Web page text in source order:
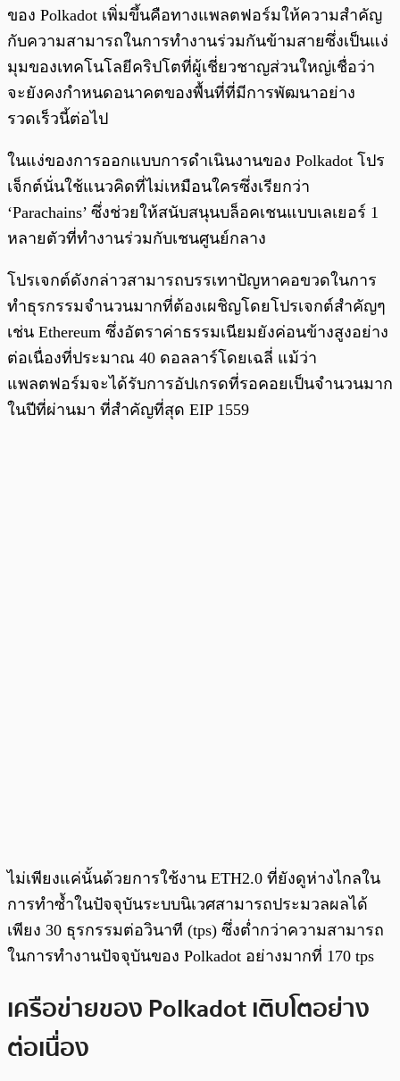
ของ Polkadot เพิ่มขึ้นคือทางแพลตฟอร์มให้ความสำคัญ
กับความสามารถในการทำงานร่วมกันข้ามสายซึ่งเป็นแง่
มุมของเทคโนโลยีคริปโตที่ผู้เชี่ยวชาญส่วนใหญ่เชื่อว่า
จะยังคงกำหนดอนาคตของพื้นที่ที่มีการพัฒนาอย่าง
รวดเร็วนี้ต่อไป
ในแง่ของการออกแบบการดำเนินงานของ Polkadot โปร
เจ็กต์นั่นใช้แนวคิดที่ไม่เหมือนใครซึ่งเรียกว่า
‘Parachains’ ซึ่งช่วยให้สนับสนุนบล็อคเชนแบบเลเยอร์ 1
หลายตัวที่ทำงานร่วมกับเชนศูนย์กลาง
โปรเจกต์ดังกล่าวสามารถบรรเทาปัญหาคอขวดในการ
ทำธุรกรรมจำนวนมากที่ต้องเผชิญโดยโปรเจกต์สำคัญๆ
เช่น Ethereum ซึ่งอัตราค่าธรรมเนียมยังค่อนข้างสูงอย่าง
ต่อเนื่องที่ประมาณ 40 ดอลลาร์โดยเฉลี่ แม้ว่า
แพลตฟอร์มจะได้รับการอัปเกรดที่รอคอยเป็นจำนวนมาก
ในปีที่ผ่านมา ที่สำคัญที่สุด EIP 1559
ไม่เพียงแค่นั้นด้วยการใช้งาน ETH2.0 ที่ยังดูห่างไกลใน
การทำซ้ำในปัจจุบันระบบนิเวศสามารถประมวลผลได้
เพียง 30 ธุรกรรมต่อวินาที (tps) ซึ่งต่ำกว่าความสามารถ
ในการทำงานปัจจุบันของ Polkadot อย่างมากที่ 170 tps
เครือข่ายของ Polkadot เติบโตอย่าง
ต่อเนื่อง